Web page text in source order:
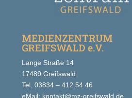
MEDIENZENTRUM
GREIFSWALD e.V.
Lange Straße 14
17489 Greifswald
Tel. 03834 – 412 54 46
eMail: kontakt@mz-greifswald.de